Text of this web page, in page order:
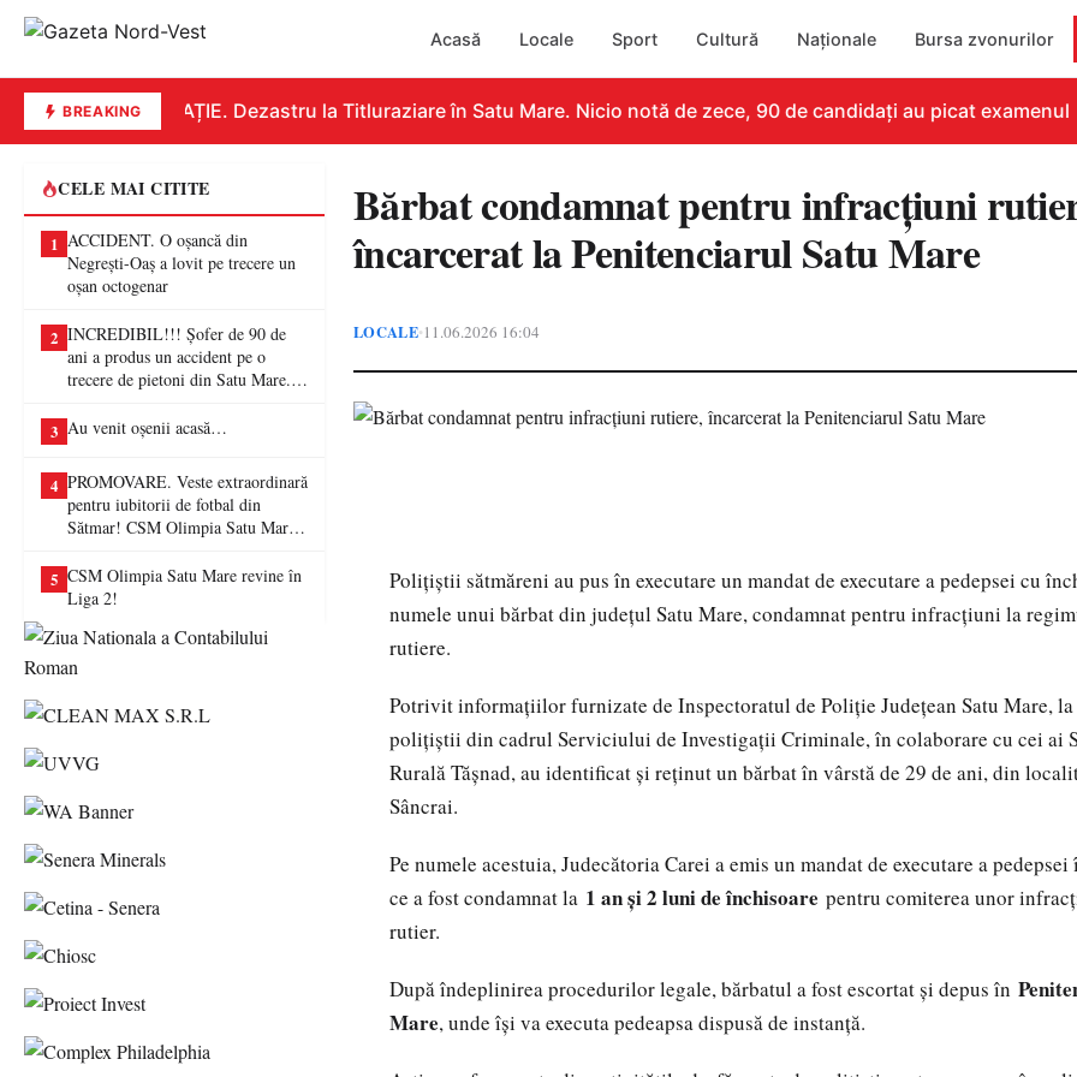
Acasă Locale Sport Cultură Naționale Bursa zvonurilor
BREAKINGEDUCAȚIE. Dezastru la Titluraziare în Satu Mare. Nicio notă de zece, 90 de candidați au picat examenul
CELE MAI CITITE
1 ACCIDENT. O oșancă din
Negrești-Oaș a lovit pe trecere un
oșan octogenar
2 INCREDIBIL!!! Șofer de 90 de
ani a produs un accident pe o
trecere de pietoni din Satu Mare. O
3 Au venit oșenii acasă…
4 PROMOVARE. Veste extraordinară
pentru iubitorii de fotbal din
Sătmar! CSM Olimpia Satu Mare
5 CSM Olimpia Satu Mare revine în
Liga 2!
Bărbat condamnat pentru infracțiuni
încarcerat la Penitenciarul Satu Mare
LOCALE•11.06.2026 16:04
Polițiștii sătmăreni au pus în executare un mandat de executare a pedepsei cu
numele unui bărbat din județul Satu Mare, condamnat pentru infracțiuni la
rutiere.
Potrivit informațiilor furnizate de Inspectoratul de Poliție Județean Satu Mare,
polițiștii din cadrul Serviciului de Investigații Criminale, în colaborare cu cei ai
Rurală Tășnad, au identificat și reținut un bărbat în vârstă de 29 de ani, din
Sâncrai.
Pe numele acestuia, Judecătoria Carei a emis un mandat de executare a
ce a fost condamnat la 1 an și 2 luni de închisoare pentru comiterea unor
rutier.
După îndeplinirea procedurilor legale, bărbatul a fost escortat și depus în
Mare, unde își va executa pedeapsa dispusă de instanță.